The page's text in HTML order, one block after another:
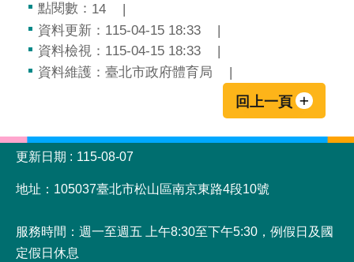
點閱數： 14
資料更新：115-04-15 18:33
資料檢視：115-04-15 18:33
資料維護：臺北市政府體育局
回上一頁
:::
更新日期
115-08-07
地址：105037臺北市松山區南京東路4段10號
服務時間：週一至週五 上午8:30至下午5:30，例假日及國
定假日休息